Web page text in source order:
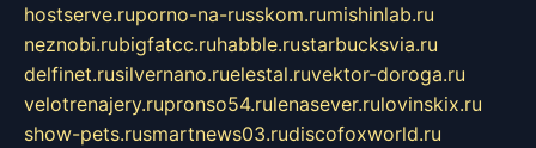
hostserve.ruporno-na-russkom.rumishinlab.ru
neznobi.rubigfatcc.ruhabble.rustarbucksvia.ru
delfinet.rusilvernano.ruelestal.ruvektor-doroga.ru
velotrenajery.rupronso54.rulenasever.rulovinskix.ru
show-pets.rusmartnews03.rudiscofoxworld.ru